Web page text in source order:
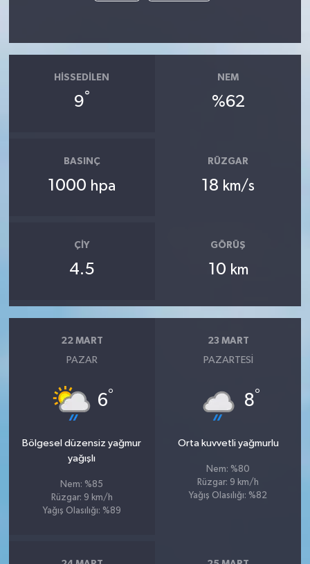
HISSEDILEN
9°
NEM
%62
BASINÇ
1000 hpa
RÜZGAR
18 km/s
ÇIY
4.5
GÖRÜŞ
10 km
22 MART
PAZAR
6°
Bölgesel düzensiz yağmur
yağışlı
Nem: %85
Rüzgar: 9 km/h
Yağış Olasılığı: %89
23 MART
PAZARTESI
8°
Orta kuvvetli yağmurlu
Nem: %80
Rüzgar: 9 km/h
Yağış Olasılığı: %82